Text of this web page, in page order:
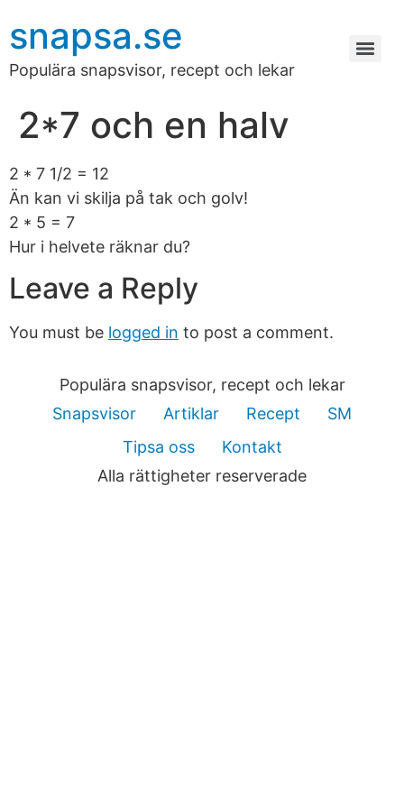
snapsa.se
Populära snapsvisor, recept och lekar
2*7 och en halv
2 * 7 1/2 = 12
Än kan vi skilja på tak och golv!
2 * 5 = 7
Hur i helvete räknar du?
Leave a Reply
You must be logged in to post a comment.
Populära snapsvisor, recept och lekar
Snapsvisor
Artiklar Recept
SM
Tipsa oss
Kontakt
Alla rättigheter reserverade